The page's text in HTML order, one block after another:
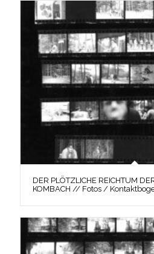
DER PLÖTZLICHE REICHTUM
KOMBACH // Fotos /